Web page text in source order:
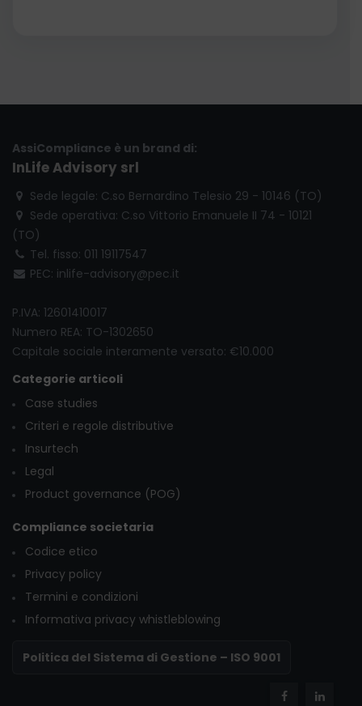
AssiCompliance è un brand di:
InLife Advisory srl
Sede legale: C.so Bernardino Telesio 29 - 10146 (TO)
Sede operativa: C.so Vittorio Emanuele II 74 - 10121
(TO)
Tel. fisso: 011 19117547
PEC: inlife-advisory@pec.it
P.IVA: 12601410017
Numero REA: TO-1302650
Capitale sociale interamente versato: €10.000
Categorie articoli
Case studies
Criteri e regole distributive
Insurtech
Legal
Product governance (POG)
Compliance societaria
Codice etico
Privacy policy
Termini e condizioni
Informativa privacy whistleblowing
Politica del Sistema di Gestione – ISO 9001